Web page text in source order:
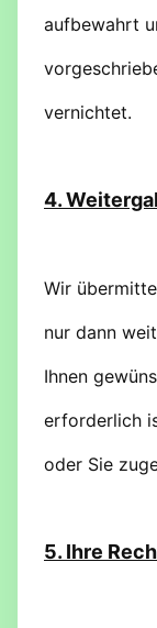
aufbewahrt
vernichtet.
4.
Wir
nur dann
Ihnen
erforderlich
oder Sie
5. Ihre